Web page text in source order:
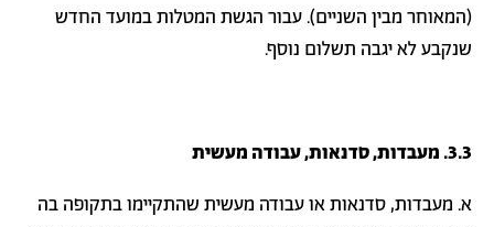
(המאוחר מבין השניים). עבור הגשת המטלות במועד החדש
שנקבע לא יגבה תשלום נוסף.
3.3. מעבדות, סדנאות, עבודה מעשית
א. מעבדות, סדנאות או עבודה מעשית שהתקיימו בתקופה בה